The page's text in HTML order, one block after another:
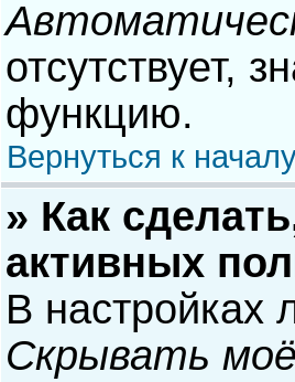
отсутствует,
функцию.
Вернуться к
» Как
активных
В настройках
Скрывать